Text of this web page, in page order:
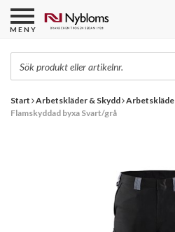
Start Arbetskläder & Skydd
Flamskyddad byxa Svart/grå
MENY